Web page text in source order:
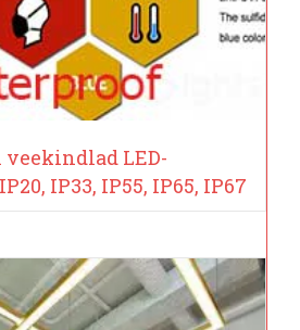
LED-
IP33, IP55, IP65, IP67